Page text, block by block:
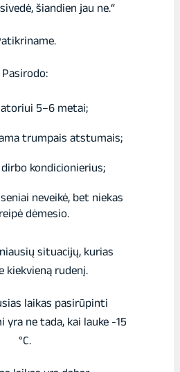
šiandien jau ne.“
Pasirodo:
5–6 metai;
trumpais atstumais;
kondicionierius;
neveikė, bet niekas
dėmesio.
situacijų, kurias
kiekvieną rudenį.
laikas pasirūpinti
ne tada, kai lauke -15
°C.